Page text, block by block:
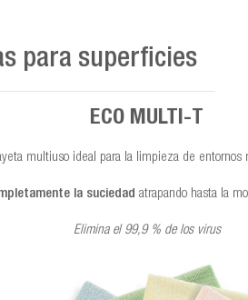
para superficies
ECO MULTI-T
multiuso ideal para la limpieza de entornos
la suciedad atrapando hasta la
Elimina el 99,9 % de los virus